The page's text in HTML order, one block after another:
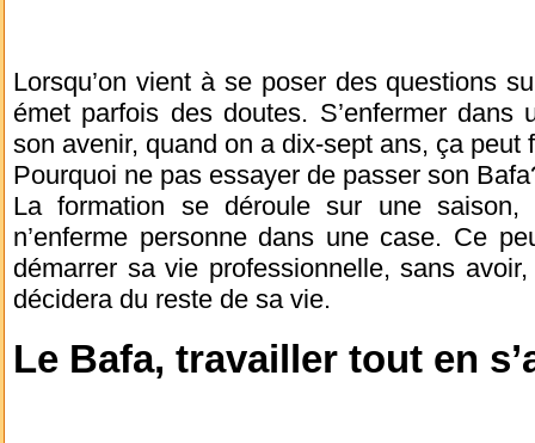
Lorsqu’on vient à se poser des questions
émet parfois des doutes. S’enfermer dans
son avenir, quand on a dix-sept ans, ça peut
Pourquoi ne pas essayer de passer son
La formation se déroule sur une saison,
n’enferme personne dans une case. Ce
démarrer sa vie professionnelle, sans
décidera du reste de sa vie.
Le Bafa, travailler tout en